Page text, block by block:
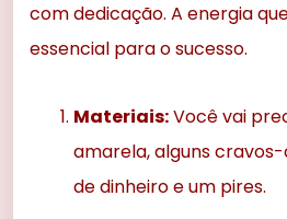
com dedicação. A energia
essencial para o sucesso.
Materiais:Você vai
amarela, alguns
de dinheiro e um pires.